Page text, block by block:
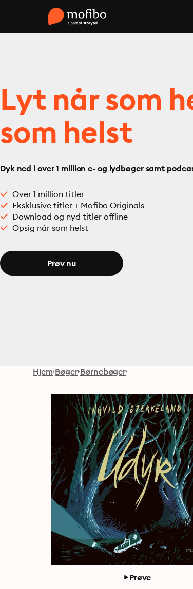
Lyt når som
som helst
Dyk ned i over 1 million e- og lydbøger samt
Over 1 million titler
Eksklusive titler + Mofibo Originals
Download og nyd titler offline
Opsig når som helst
Prøv nu
Hjem Bøger Børnebøger
Prøve